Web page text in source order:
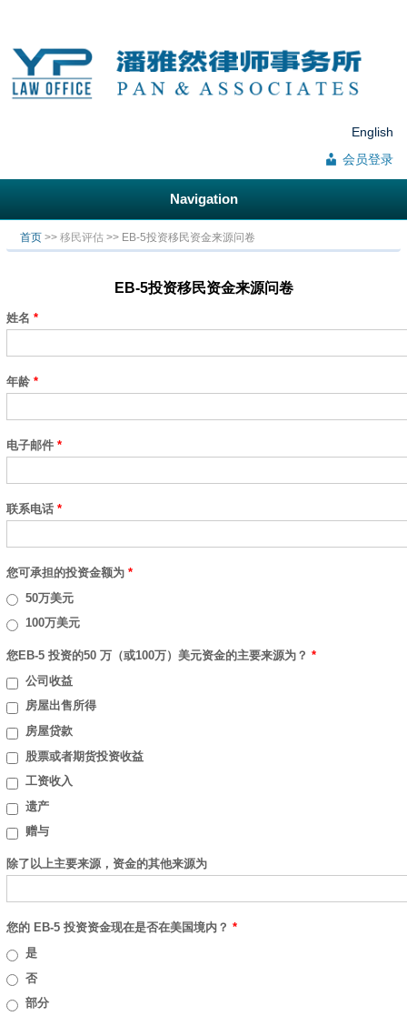
English
会员登录
Navigation
你在这里
首页 >> 移民评估 >> EB-5投资移民资金来源问卷
EB-5投资移民资金来源问卷
姓名 *
年龄 *
电子邮件 *
联系电话 *
您可承担的投资金额为 *
50万美元
100万美元
您EB-5 投资的50 万（或100万）美元资金的主要来源为？ *
公司收益
房屋出售所得
房屋贷款
股票或者期货投资收益
工资收入
遗产
赠与
除了以上主要来源，资金的其他来源为
您的 EB-5 投资资金现在是否在美国境内？ *
是
否
部分